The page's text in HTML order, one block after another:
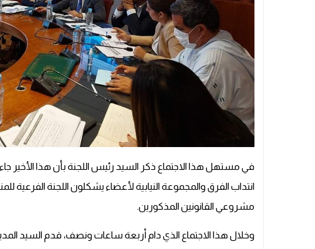
انتداب الفرق والمجموعة النيابية لأعضاء يشكلون اللجنة الفرعية
مشروعي القانونين المذكورين.